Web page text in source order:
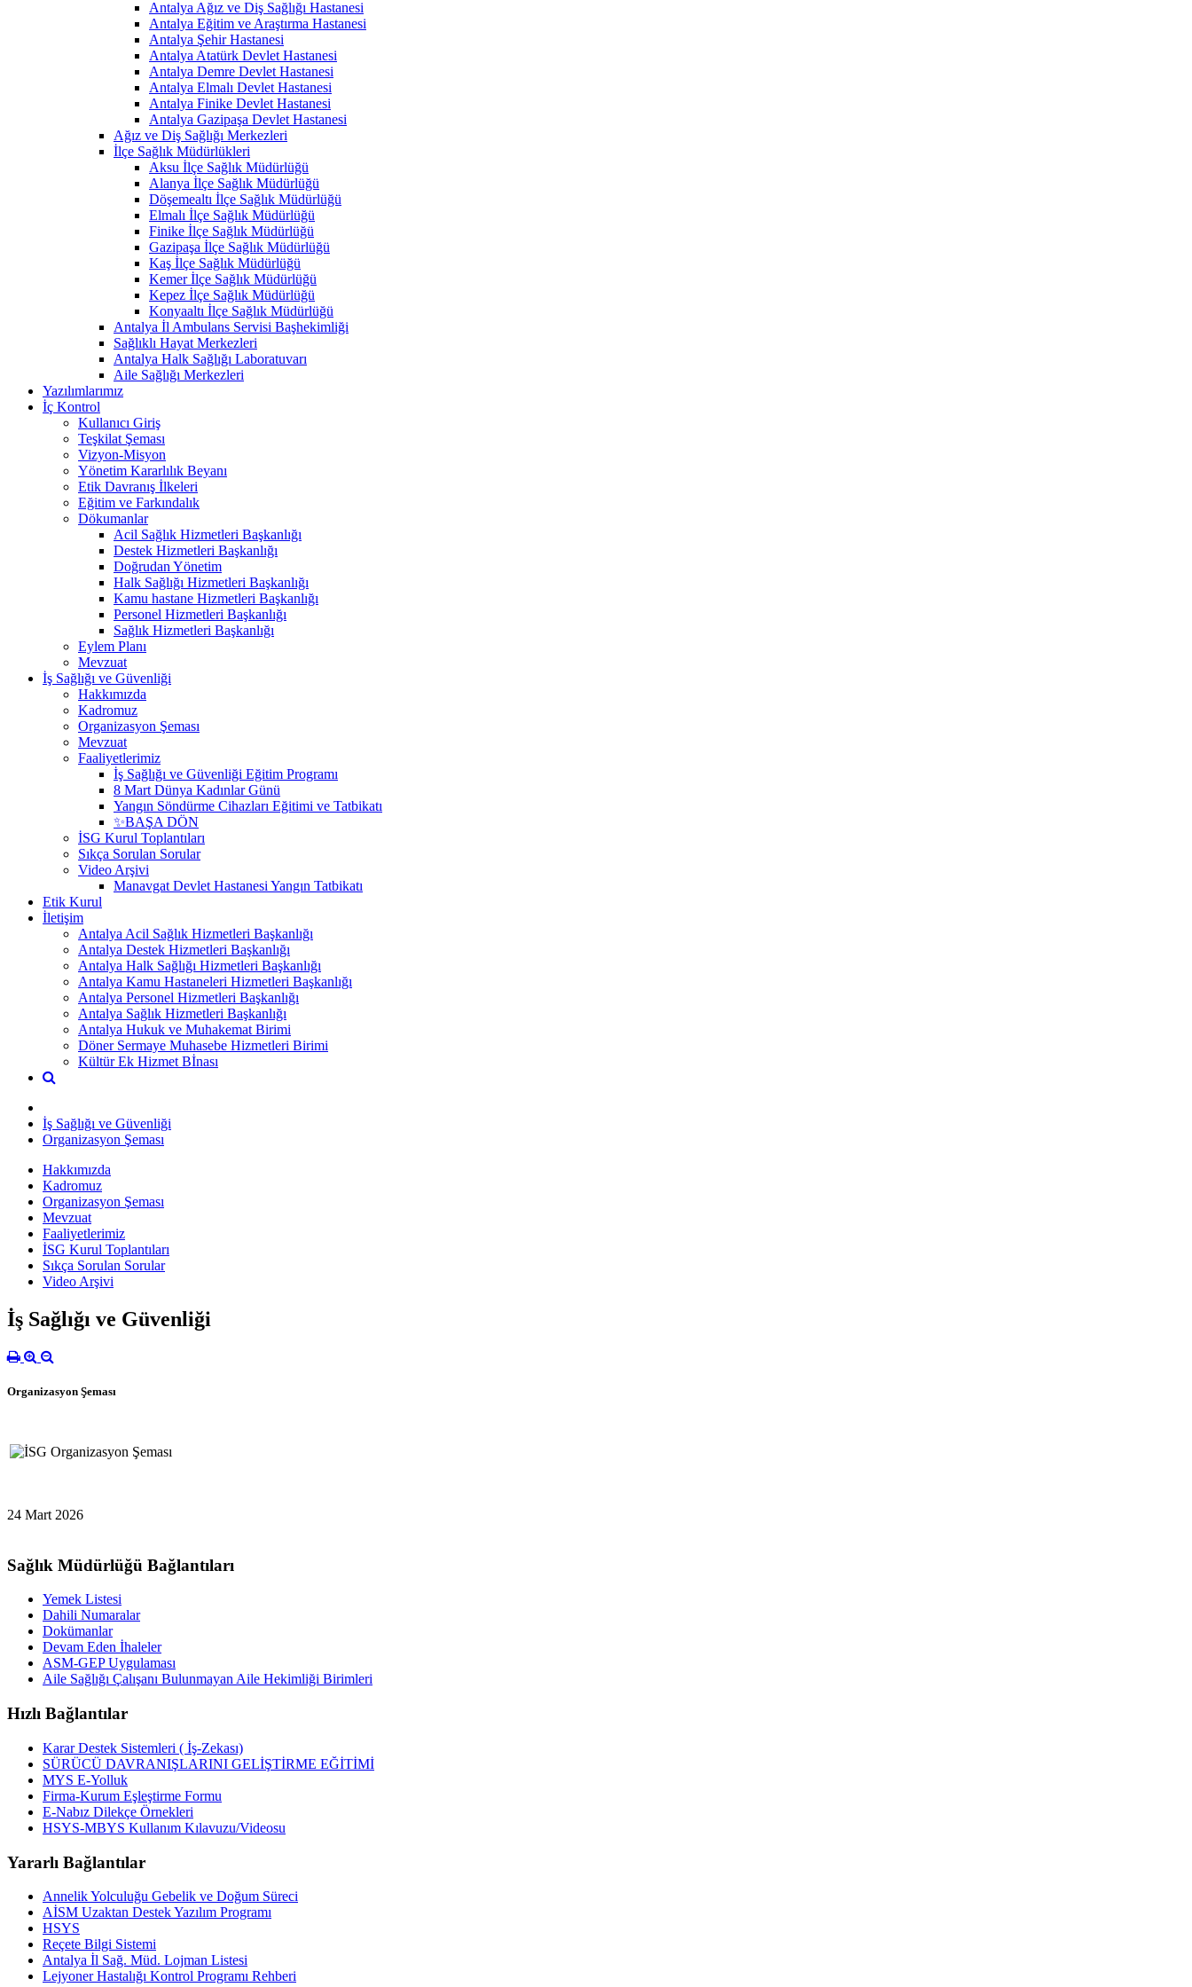
Antalya Ağız ve Diş Sağlığı Hastanesi
Antalya Eğitim ve Araştırma Hastanesi
Antalya Şehir Hastanesi
Antalya Atatürk Devlet Hastanesi
Antalya Demre Devlet Hastanesi
Antalya Elmalı Devlet Hastanesi
Antalya Finike Devlet Hastanesi
Antalya Gazipaşa Devlet Hastanesi
Ağız ve Diş Sağlığı Merkezleri
İlçe Sağlık Müdürlükleri
Aksu İlçe Sağlık Müdürlüğü
Alanya İlçe Sağlık Müdürlüğü
Döşemealtı İlçe Sağlık Müdürlüğü
Elmalı İlçe Sağlık Müdürlüğü
Finike İlçe Sağlık Müdürlüğü
Gazipaşa İlçe Sağlık Müdürlüğü
Kaş İlçe Sağlık Müdürlüğü
Kemer İlçe Sağlık Müdürlüğü
Kepez İlçe Sağlık Müdürlüğü
Konyaaltı İlçe Sağlık Müdürlüğü
Antalya İl Ambulans Servisi Başhekimliği
Sağlıklı Hayat Merkezleri
Antalya Halk Sağlığı Laboratuvarı
Aile Sağlığı Merkezleri
Yazılımlarımız
İç Kontrol
Kullanıcı Giriş
Teşkilat Şeması
Vizyon-Misyon
Yönetim Kararlılık Beyanı
Etik Davranış İlkeleri
Eğitim ve Farkındalık
Dökumanlar
Acil Sağlık Hizmetleri Başkanlığı
Destek Hizmetleri Başkanlığı
Doğrudan Yönetim
Halk Sağlığı Hizmetleri Başkanlığı
Kamu hastane Hizmetleri Başkanlığı
Personel Hizmetleri Başkanlığı
Sağlık Hizmetleri Başkanlığı
Eylem Planı
Mevzuat
İş Sağlığı ve Güvenliği
Hakkımızda
Kadromuz
Organizasyon Şeması
Mevzuat
Faaliyetlerimiz
İş Sağlığı ve Güvenliği Eğitim Programı
8 Mart Dünya Kadınlar Günü
Yangın Söndürme Cihazları Eğitimi ve Tatbikatı
✨BAŞA DÖN
İSG Kurul Toplantıları
Sıkça Sorulan Sorular
Video Arşivi
Manavgat Devlet Hastanesi Yangın Tatbikatı
Etik Kurul
İletişim
Antalya Acil Sağlık Hizmetleri Başkanlığı
Antalya Destek Hizmetleri Başkanlığı
Antalya Halk Sağlığı Hizmetleri Başkanlığı
Antalya Kamu Hastaneleri Hizmetleri Başkanlığı
Antalya Personel Hizmetleri Başkanlığı
Antalya Sağlık Hizmetleri Başkanlığı
Antalya Hukuk ve Muhakemat Birimi
Döner Sermaye Muhasebe Hizmetleri Birimi
Kültür Ek Hizmet Bİnası
İş Sağlığı ve Güvenliği
Organizasyon Şeması
Hakkımızda
Kadromuz
Organizasyon Şeması
Mevzuat
Faaliyetlerimiz
İSG Kurul Toplantıları
Sıkça Sorulan Sorular
Video Arşivi
İş Sağlığı ve Güvenliği
Organizasyon Şeması
24 Mart 2026
Sağlık Müdürlüğü Bağlantıları
Yemek Listesi
Dahili Numaralar
Dokümanlar
Devam Eden İhaleler
ASM-GEP Uygulaması
Aile Sağlığı Çalışanı Bulunmayan Aile Hekimliği Birimleri
Hızlı Bağlantılar
Karar Destek Sistemleri ( İş-Zekası)
SÜRÜCÜ DAVRANIŞLARINI GELİŞTİRME EĞİTİMİ
MYS E-Yolluk
Firma-Kurum Eşleştirme Formu
E-Nabız Dilekçe Örnekleri
HSYS-MBYS Kullanım Kılavuzu/Videosu
Yararlı Bağlantılar
Annelik Yolculuğu Gebelik ve Doğum Süreci
AİSM Uzaktan Destek Yazılım Programı
HSYS
Reçete Bilgi Sistemi
Antalya İl Sağ. Müd. Lojman Listesi
Lejyoner Hastalığı Kontrol Programı Rehberi